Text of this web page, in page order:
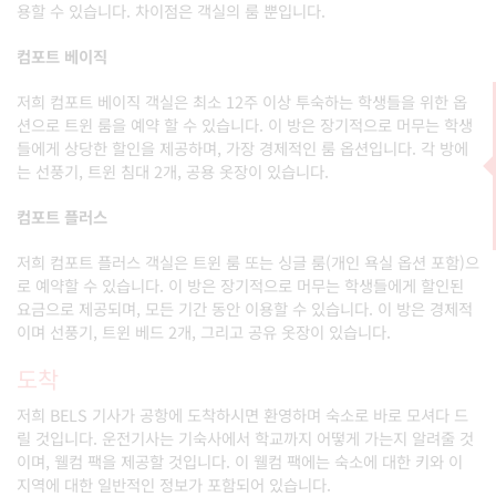
용할 수 있습니다. 차이점은 객실의 룸 뿐입니다.
컴포트 베이직
저희 컴포트 베이직 객실은 최소 12주 이상 투숙하는 학생들을 위한 옵
션으로 트윈 룸을 예약 할 수 있습니다. 이 방은 장기적으로 머무는 학생
들에게 상당한 할인을 제공하며, 가장 경제적인 룸 옵션입니다. 각 방에
는 선풍기, 트윈 침대 2개, 공용 옷장이 있습니다.
컴포트 플러스
저희 컴포트 플러스 객실은 트윈 룸 또는 싱글 룸(개인 욕실 옵션 포함)으
로 예약할 수 있습니다. 이 방은 장기적으로 머무는 학생들에게 할인된
요금으로 제공되며, 모든 기간 동안 이용할 수 있습니다. 이 방은 경제적
이며 선풍기, 트윈 베드 2개, 그리고 공유 옷장이 있습니다.
도착
저희 BELS 기사가 공항에 도착하시면 환영하며 숙소로 바로 모셔다 드
릴 것입니다. 운전기사는 기숙사에서 학교까지 어떻게 가는지 알려줄 것
이며, 웰컴 팩을 제공할 것입니다. 이 웰컴 팩에는 숙소에 대한 키와 이
지역에 대한 일반적인 정보가 포함되어 있습니다.